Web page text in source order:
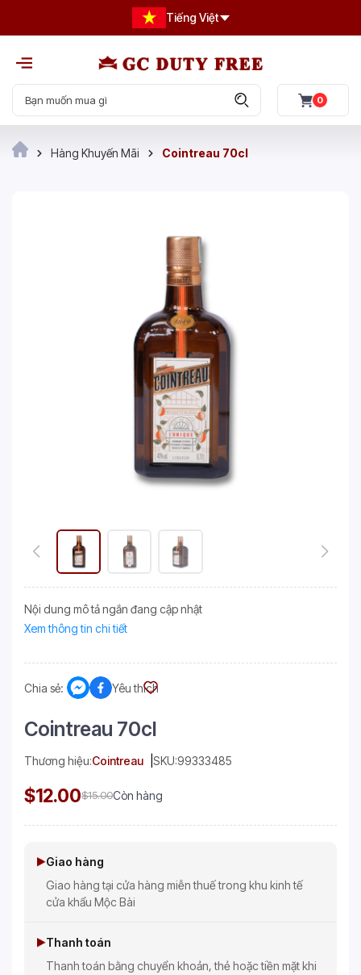
Tiếng Việt
0
Hàng Khuyến Mãi Cointreau 70cl
Nội dung mô tả ngắn đang cập nhật
Xem thông tin chi tiết
Chia sẻ: Yêu thích
Cointreau 70cl
Thương hiệu:Cointreau SKU:99333485
$12.00$15.00Còn hàng
Giao hàng
Giao hàng tại cửa hàng miễn thuế trong khu kinh tế
cửa khẩu Mộc Bài
Thanh toán
Thanh toán bằng chuyển khoản, thẻ hoặc tiền mặt khi